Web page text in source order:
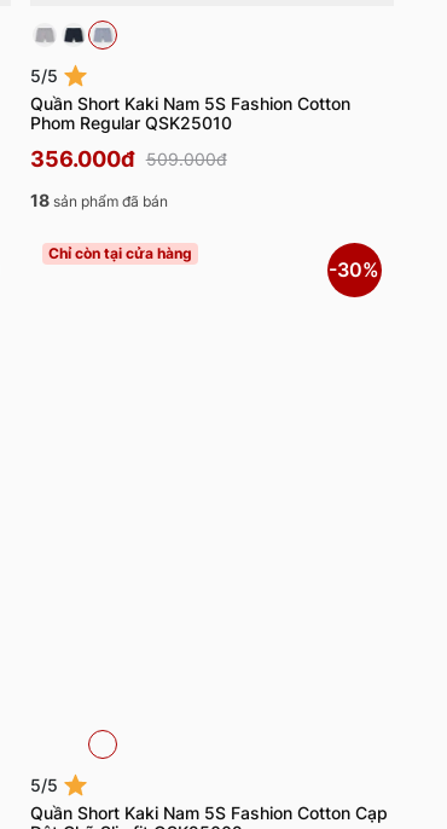
5/5
Quần Short Kaki Nam 5S Fashion Cotton
Phom Regular QSK25010
356.000đ 509.000đ
18sản phẩm đã bán
Chỉ còn tại cửa hàng
-30%
5/5
Quần Short Kaki Nam 5S Fashion Cotton Cạp